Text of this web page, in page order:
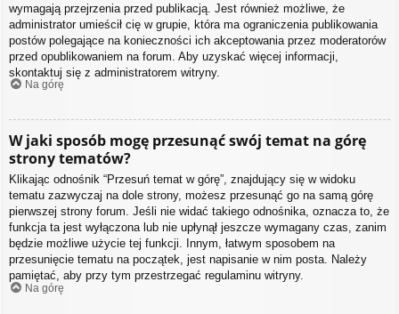
wymagają przejrzenia przed publikacją. Jest również możliwe, że
administrator umieścił cię w grupie, która ma ograniczenia publikowania
postów polegające na konieczności ich akceptowania przez moderatorów
przed opublikowaniem na forum. Aby uzyskać więcej informacji,
skontaktuj się z administratorem witryny.
Na górę
W jaki sposób mogę przesunąć swój temat na górę
strony tematów?
Klikając odnośnik “Przesuń temat w górę”, znajdujący się w widoku
tematu zazwyczaj na dole strony, możesz przesunąć go na samą górę
pierwszej strony forum. Jeśli nie widać takiego odnośnika, oznacza to, że
funkcja ta jest wyłączona lub nie upłynął jeszcze wymagany czas, zanim
będzie możliwe użycie tej funkcji. Innym, łatwym sposobem na
przesunięcie tematu na początek, jest napisanie w nim posta. Należy
pamiętać, aby przy tym przestrzegać regulaminu witryny.
Na górę